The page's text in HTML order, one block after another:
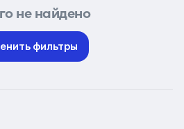
не найдено
фильтры